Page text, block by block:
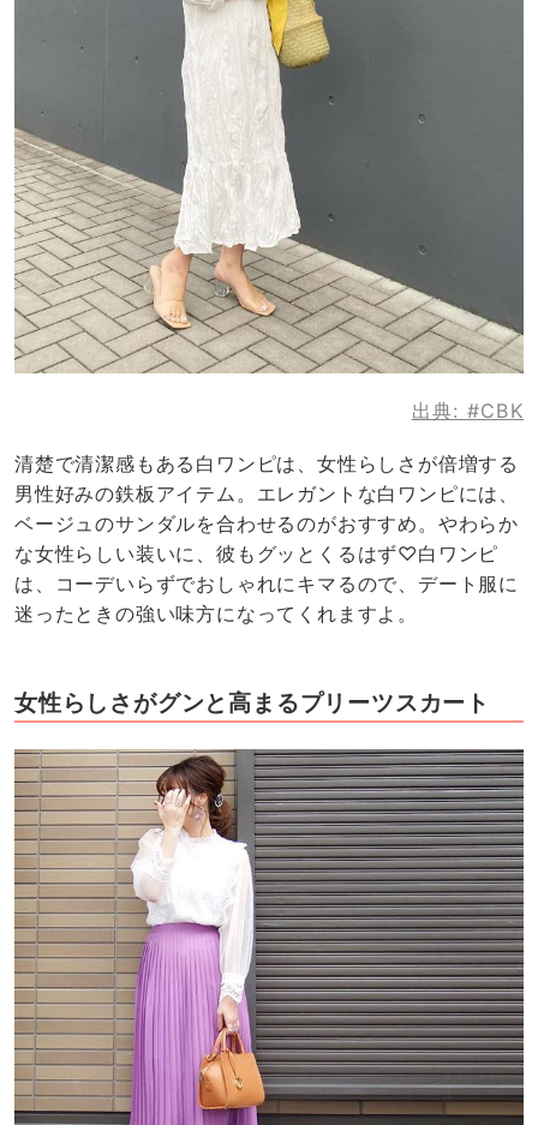
出典: #CBK
清楚で清潔感もある白ワンピは、女性らしさが倍増する
男性好みの鉄板アイテム。エレガントな白ワンピには、
ベージュのサンダルを合わせるのがおすすめ。やわらか
な女性らしい装いに、彼もグッとくるはず♡白ワンピ
は、コーデいらずでおしゃれにキマるので、デート服に
迷ったときの強い味方になってくれますよ。
女性らしさがグンと高まるプリーツスカート